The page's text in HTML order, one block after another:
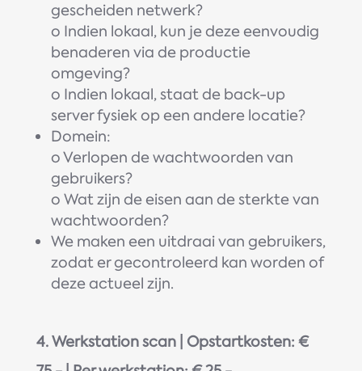
gescheiden netwerk?
o Indien lokaal, kun je deze eenvoudig
benaderen via de productie
omgeving?
o Indien lokaal, staat de back-up
server fysiek op een andere locatie?
Domein:
o Verlopen de wachtwoorden van
gebruikers?
o Wat zijn de eisen aan de sterkte van
wachtwoorden?
We maken een uitdraai van gebruikers,
zodat er gecontroleerd kan worden of
deze actueel zijn.
4.Werkstation scan | Opstartkosten: €